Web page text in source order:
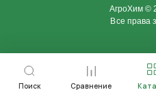
Поиск Сравнение
АгроХим ©
Все права